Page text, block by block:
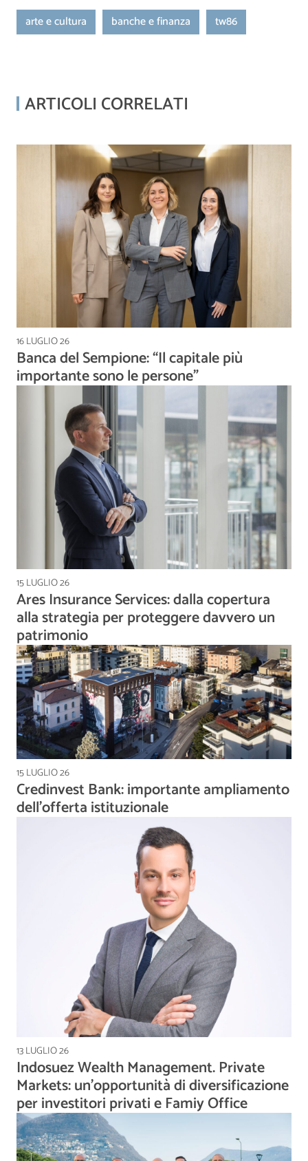
arte e cultura banche e finanza tw86
ARTICOLI CORRELATI
16 LUGLIO 26
Banca del Sempione: “Il capitale più
importante sono le persone”
15 LUGLIO 26
Ares Insurance Services: dalla copertura
alla strategia per proteggere davvero un
patrimonio
15 LUGLIO 26
Credinvest Bank: importante ampliamento
dell’offerta istituzionale
13 LUGLIO 26
Indosuez Wealth Management. Private
Markets: un’opportunità di diversificazione
per investitori privati e Famiy Office